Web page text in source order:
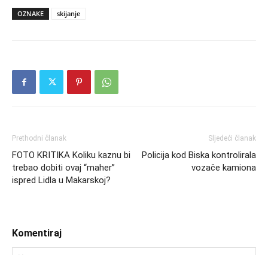
OZNAKE skijanje
Prethodni članak
FOTO KRITIKA Koliku kaznu bi
trebao dobiti ovaj “maher”
ispred Lidla u Makarskoj?
Sljedeći članak
Policija kod Biska kontrolirala
vozače kamiona
Komentiraj